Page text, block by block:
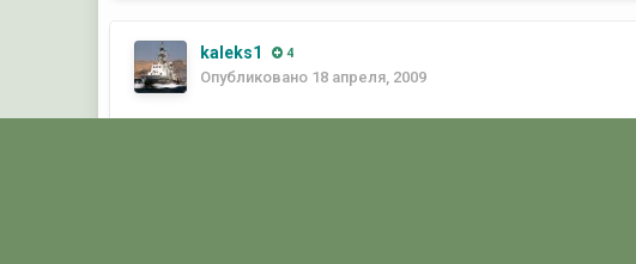
kaleks1 4
Опубликовано 18 апреля, 2009